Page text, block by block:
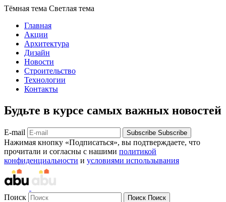
Тёмная тема Светлая тема
Главная
Акции
Архитектура
Дизайн
Новости
Строительство
Технологии
Контакты
Будьте в курсе самых важных новостей
E-mail Subscribe Subscribe
Нажимая кнопку «Подписаться», вы подтверждаете, что
прочитали и согласны с нашими политикой
конфиденциальности и условиями использывания
Поиск Поиск Поиск